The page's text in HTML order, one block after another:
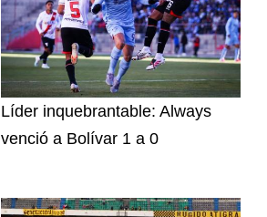
Líder inquebrantable: Always
venció a Bolívar 1 a 0